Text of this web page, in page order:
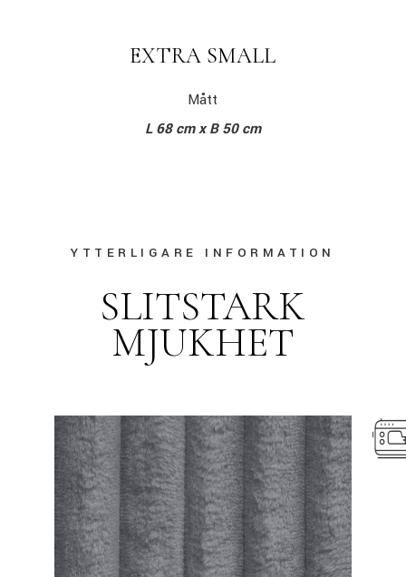
EXTRA SMALL
Mått
L 68 cm x B 50 cm
YTTERLIGARE INFORMATION
SLITSTARK
MJUKHET